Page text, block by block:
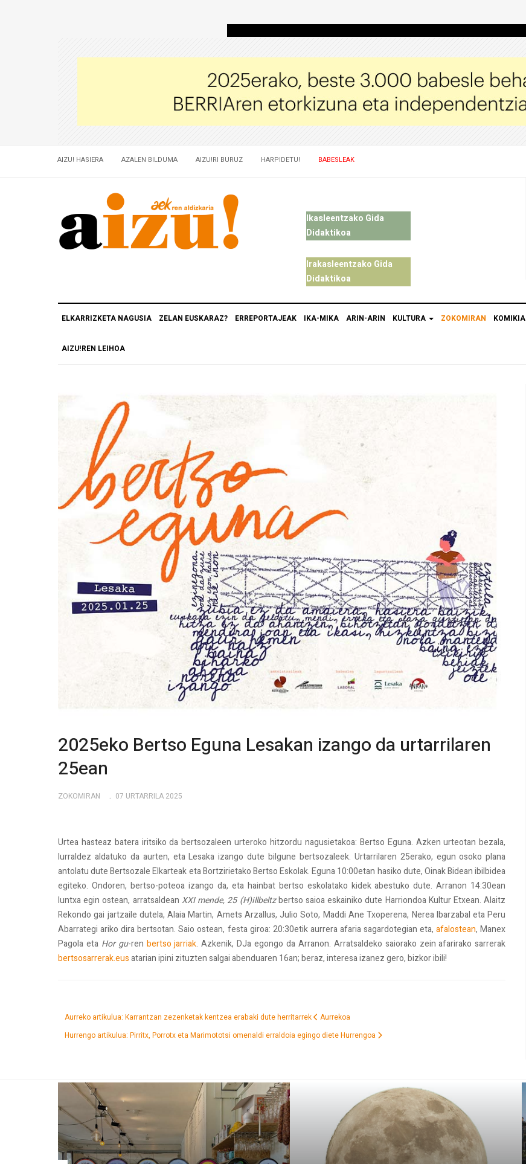
AIZU! HASIERA AZALEN BILDUMA AIZU!RI BURUZ HARPIDETU! BABESLEAK
Ikasleentzako Gida
Didaktikoa
Irakasleentzako Gida
Didaktikoa
ELKARRIZKETA NAGUSIA ZELAN EUSKARAZ? ERREPORTAJEAK IKA-MIKA ARIN-ARIN KULTURA ZOKOMIRAN KOMIKIA
AIZU!REN LEIHOA
2025eko Bertso Eguna Lesakan izango da urtarrilaren
25ean
ZOKOMIRAN 07 URTARRILA 2025
Urtea hasteaz batera iritsiko da bertsozaleen urteroko hitzordu nagusietakoa: Bertso Eguna. Azken urteotan bezala,
lurraldez aldatuko da aurten, eta Lesaka izango dute bilgune bertsozaleek. Urtarrilaren 25erako, egun osoko plana
antolatu dute Bertsozale Elkarteak eta Bortzirietako Bertso Eskolak. Eguna 10:00etan hasiko dute, Oinak Bidean ibilbidea
egiteko. Ondoren, bertso-poteoa izango da, eta hainbat bertso eskolatako kidek abestuko dute. Arranon 14:30ean
luntxa egin ostean, arratsaldean XXI mende, 25 (H)illbeltzbertso saioa eskainiko dute Harriondoa Kultur Etxean. Alaitz
Rekondo gai jartzaile dutela, Alaia Martin, Amets Arzallus, Julio Soto, Maddi Ane Txoperena, Nerea Ibarzabal eta Peru
Abarrategi ariko dira bertsotan. Saio ostean, festa giroa: 20:30etik aurrera afaria sagardotegian eta,afalostean, Manex
Pagola eta Hor gu-ren bertso jarriak. Azkenik, DJa egongo da Arranon. Arratsaldeko saiorako zein afarirako sarrerak
bertsosarrerak.eusatarian ipini zituzten salgai abenduaren 16an; beraz, interesa izanez gero, bizkor ibili!
Aurreko artikulua: Karrantzan zezenketak kentzea erabaki dute herritarrek
Aurrekoa
Hurrengo artikulua: Pirritx, Porrotx eta Marimototsi omenaldi erraldoia egingo dieteHurrengoa